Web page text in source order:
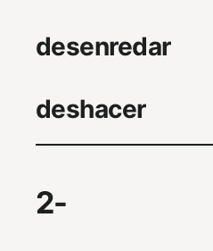
desenredar
deshacer
2-